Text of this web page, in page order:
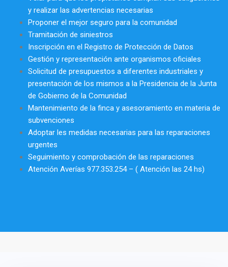
y realizar las advertencias necesarias
Proponer el mejor seguro para la comunidad
Tramitación de siniestros
Inscripción en el Registro de Protección de Datos
Gestión y representación ante organismos oficiales
Solicitud de presupuestos a diferentes industriales y
presentación de los mismos a la Presidencia de la Junta
de Gobierno de la Comunidad
Mantenimiento de la finca y asesoramiento en materia de
subvenciones
Adoptar les medidas necesarias para las reparaciones
urgentes
Seguimiento y comprobación de las reparaciones
Atención Averías 977.353.254– ( Atención las 24 hs)